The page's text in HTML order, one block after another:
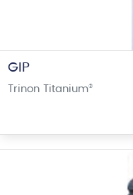
GIP
Trinon Titanium®